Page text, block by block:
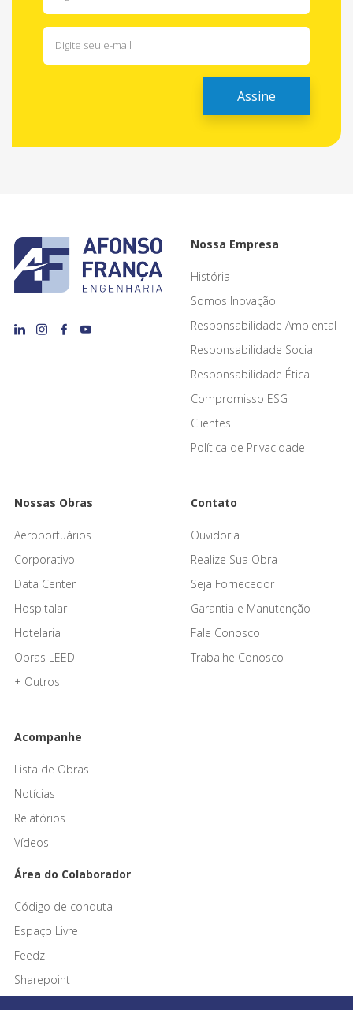
Nossa Empresa
História
Somos Inovação
Responsabilidade Ambiental
Responsabilidade Social
Responsabilidade Ética
Compromisso ESG
Clientes
Política de Privacidade
Nossas Obras
Aeroportuários
Corporativo
Data Center
Hospitalar
Hotelaria
Obras LEED
+ Outros
Contato
Ouvidoria
Realize Sua Obra
Seja Fornecedor
Garantia e Manutenção
Fale Conosco
Trabalhe Conosco
Acompanhe
Lista de Obras
Notícias
Relatórios
Vídeos
Área do Colaborador
Código de conduta
Espaço Livre
Feedz
Sharepoint